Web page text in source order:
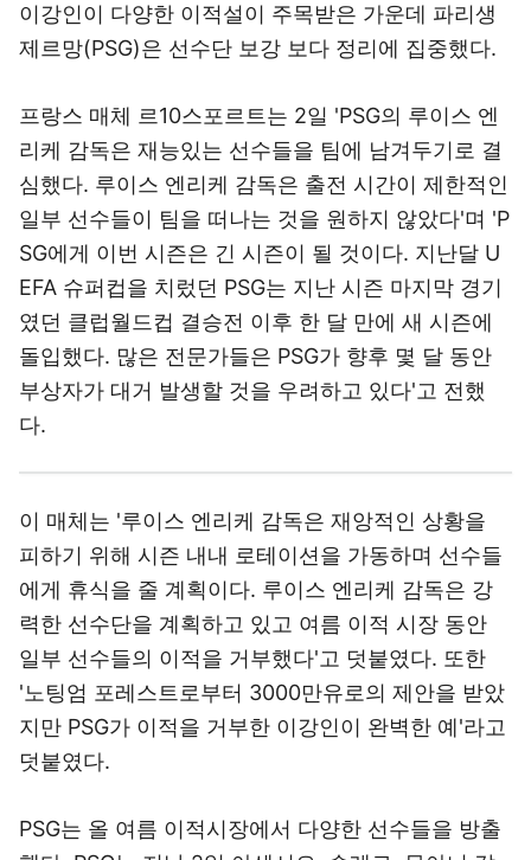
이강인이 다양한 이적설이 주목받은 가운데 파리생
제르망(PSG)은 선수단 보강 보다 정리에 집중했다.
프랑스 매체 르10스포르트는 2일 'PSG의 루이스 엔
리케 감독은 재능있는 선수들을 팀에 남겨두기로 결
심했다. 루이스 엔리케 감독은 출전 시간이 제한적인
일부 선수들이 팀을 떠나는 것을 원하지 않았다'며 'P
SG에게 이번 시즌은 긴 시즌이 될 것이다. 지난달 U
EFA 슈퍼컵을 치렀던 PSG는 지난 시즌 마지막 경기
였던 클럽월드컵 결승전 이후 한 달 만에 새 시즌에
돌입했다. 많은 전문가들은 PSG가 향후 몇 달 동안
부상자가 대거 발생할 것을 우려하고 있다'고 전했
다.
이 매체는 '루이스 엔리케 감독은 재앙적인 상황을
피하기 위해 시즌 내내 로테이션을 가동하며 선수들
에게 휴식을 줄 계획이다. 루이스 엔리케 감독은 강
력한 선수단을 계획하고 있고 여름 이적 시장 동안
일부 선수들의 이적을 거부했다'고 덧붙였다. 또한
'노팅엄 포레스트로부터 3000만유로의 제안을 받았
지만 PSG가 이적을 거부한 이강인이 완벽한 예'라고
덧붙였다.
PSG는 올 여름 이적시장에서 다양한 선수들을 방출